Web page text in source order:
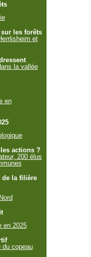
sur les forêts
et
la vallée
en
actions ?
200 élus
de la filière
en 2025
du copeau